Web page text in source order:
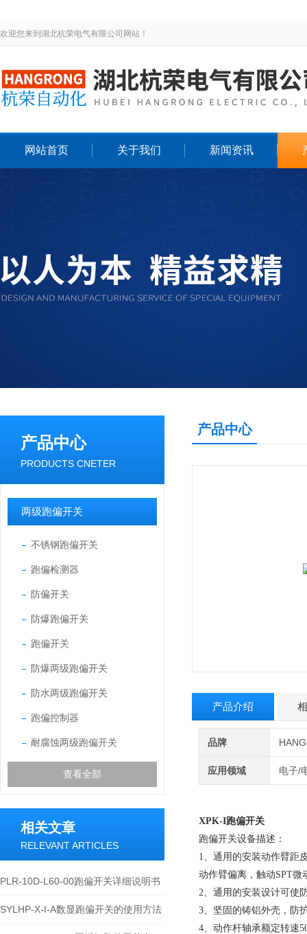
欢迎您来到湖北杭荣电气有限公司网站！
网站首页 关于我们 新闻资讯
产品中心
PRODUCTS CNETER
两级跑偏开关
不锈钢跑偏开关
跑偏检测器
防偏开关
防爆跑偏开关
跑偏开关
防爆两级跑偏开关
防水两级跑偏开关
跑偏控制器
耐腐蚀两级跑偏开关
查看全部
相关文章
RELEVANT ARTICLES
PLR-10D-L60-00跑偏开关详细说明书
SYLHP-X-I-A数显跑偏开关的使用方法
产品中心
产品介绍
品牌
应用领域 电子/
XPK-I跑偏开关
跑偏开关设备描述：
1、通用的安装动作臂距
动作臂偏离，触动SPT
2、通用的安装设计可使
3、坚固的铸铝外壳，防
4、动作杆轴承额定转速